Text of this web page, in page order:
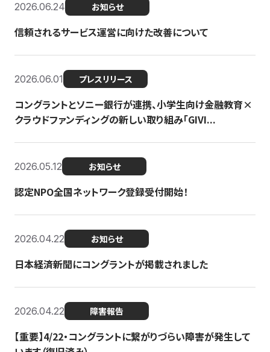
2026.06.24 お知らせ
信頼されるサービス運営に向けた改善について
2026.06.01 プレスリリース
コングラントとソニー銀行が連携、小学生向け金融教育×
クラウドファンディングの新しい取り組み「GIVI...
2026.05.12 お知らせ
認定NPO全国ネットワーク登録受付開始！
2026.04.22 お知らせ
日本経済新聞にコングラントが掲載されました
2026.04.22 障害報告
【重要】4/22・コングラントに繋がりづらい障害が発生して